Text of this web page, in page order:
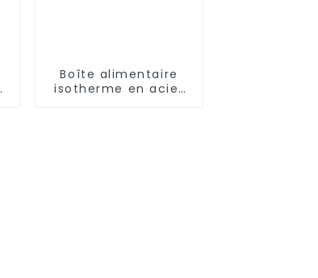
Boîte alimentaire
isotherme en acier